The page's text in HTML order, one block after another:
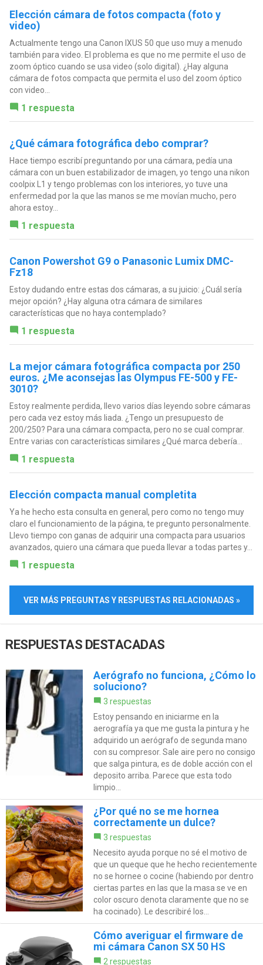
Elección cámara de fotos compacta (foto y
video)
Actualmente tengo una Canon IXUS 50 que uso muy a menudo
también para video. El problema es que no me permite el uso de
zoom óptico cuando se usa video (solo digital). ¿Hay alguna
cámara de fotos compacta que permita el uso del zoom óptico
con video...
1 respuesta
¿Qué cámara fotográfica debo comprar?
Hace tiempo escribí preguntando por una cámara, pedía una
cámara con un buen estabilizador de imagen, yo tengo una nikon
coolpix L1 y tengo problemas con los interiores, yo tuve una
enfermedad por la que las manos se me movían mucho, pero
ahora estoy...
1 respuesta
Canon Powershot G9 o Panasonic Lumix DMC-
Fz18
Estoy dudando entre estas dos cámaras, a su juicio: ¿Cuál sería
mejor opción? ¿Hay alguna otra cámara de similares
características que no haya contemplado?
1 respuesta
La mejor cámara fotográfica compacta por 250
euros. ¿Me aconsejas las Olympus FE-500 y FE-
3010?
Estoy realmente perdida, llevo varios días leyendo sobre cámaras
pero cada vez estoy más liada. ¿Tengo un presupuesto de
200/250? Para una cámara compacta, pero no se cual comprar.
Entre varias con características similares ¿Qué marca debería...
1 respuesta
Elección compacta manual completita
Ya he hecho esta consulta en general, pero como no tengo muy
claro el funcionamiento de la página, te pregunto personalmente.
Llevo tiempo con ganas de adquirir una compacta para usuarios
avanzados, quiero una cámara que pueda llevar a todas partes y...
1 respuesta
VER MÁS PREGUNTAS Y RESPUESTAS RELACIONADAS »
RESPUESTAS DESTACADAS
Aerógrafo no funciona, ¿Cómo lo
soluciono?
3 respuestas
Estoy pensando en iniciarme en la
aerografía ya que me gusta la pintura y he
adquirido un aerógrafo de segunda mano
con su compresor. Sale aire pero no consigo
que salga pintura, es de doble acción con el
deposito arriba. Parece que esta todo
limpio...
¿Por qué no se me hornea
correctamente un dulce?
3 respuestas
Necesito ayuda porque no sé el motivo de
que un queque que he hecho recientemente
no se hornee o cocine (habiendo por dentro
ciertas partes en las que la masa se ve en
color oscuro denota claramente que no se
ha cocinado). Le describiré los...
Cómo averiguar el firmware de
mi cámara Canon SX 50 HS
2 respuestas